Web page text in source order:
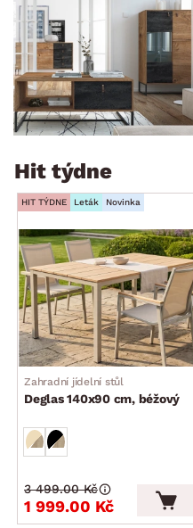
Hit týdne
HIT TÝDNE Leták Novinka
Zahradní jídelní stůl
Deglas 140x90 cm, béžový
1 999.00 Kč
3 499.00 Kč